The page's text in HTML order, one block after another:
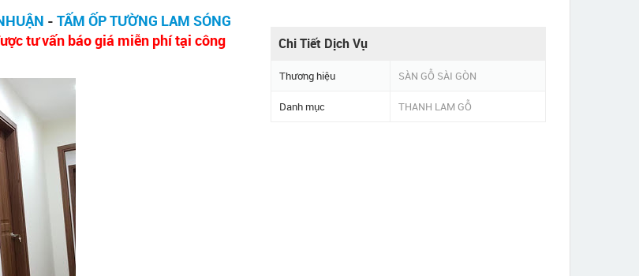
- TẤM ỐP TƯỜNG LAM SÓNG
tư vấn báo giá miễn phí tại công
Chi Tiết Dịch Vụ
Thương hiệu SÀN GỖ SÀI GÒN
Danh mục THANH LAM GỖ